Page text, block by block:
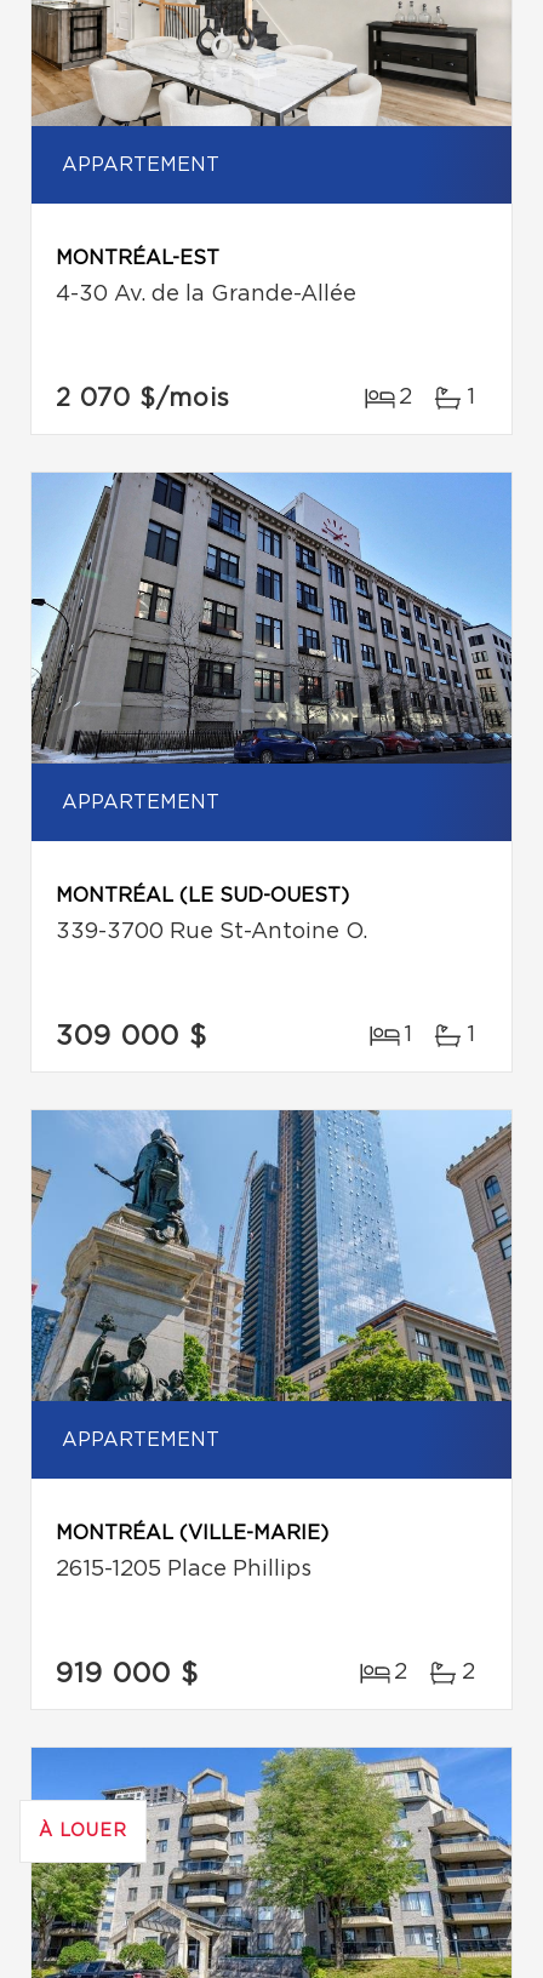
APPARTEMENT
MONTRÉAL-EST
4-30 Av. de la Grande-Allée
2 070 $/mois 2 1
APPARTEMENT
MONTRÉAL (LE SUD-OUEST)
339-3700 Rue St-Antoine O.
309 000 $ 1 1
APPARTEMENT
MONTRÉAL (VILLE-MARIE)
2615-1205 Place Phillips
919 000 $ 2 2
À LOUER